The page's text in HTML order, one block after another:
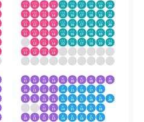
r15
11
r15
12
r15
13
r15
14
r15
15
r15
16
r15
17
r15
18
r15
19
r15
20
r14
11
r14
12
r14
13
r14
14
r14
15
r14
16
r14
17
r14
18
r14
19
r14
20
r13
11
r13
12
r13
13
r13
14
r13
15
r13
16
r13
17
r13
18
r13
19
r13
20
r12
11
r12
12
r12
13
r12
14
r12
15
r12
16
r12
17
r12
18
r12
19
r12
20
r11
12
r11
13
r11
14
r11
15
r11
16
r11
17
r11
18
r11
19
r11
20
r10
11
r10
12
r10
13
r10
14
r8
11
r8
12
r8
13
r8
14
r8
15
r8
16
r8
17
r8
18
r8
19
r8
20
r7
10
r7
11
r7
12
r7
13
r7
14
r7
15
r7
16
r7
17
r7
18
r6
11
r6
12
r6
13
r6
14
r6
15
r6
16
r6
17
r6
18
r6
19
r6
20
r5
12
r5
13
r5
14
r5
15
r5
16
r5
17
r5
18
r4
10
r4
11
r4
12
r4
13
r4
14
r4
15
r4
16
r4
17
r4
18